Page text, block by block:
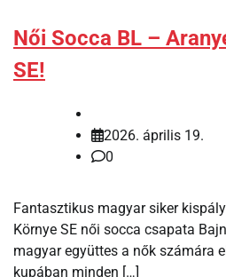
Női Socca BL –
SE!
2026. április 19.
0
Fantasztikus magyar siker
Környe SE női socca csapata
magyar együttes a nők számára
kupában minden […]